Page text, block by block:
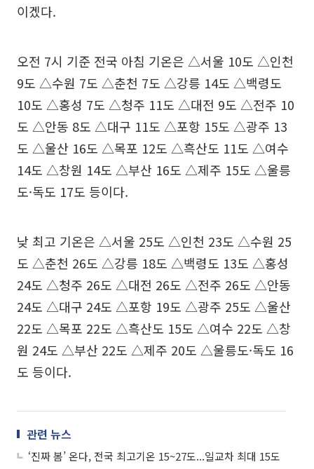
이겠다.
오전 7시 기준 전국 아침 기온은 △서울 10도 △인천
9도 △수원 7도 △춘천 7도 △강릉 14도 △백령도
10도 △홍성 7도 △청주 11도 △대전 9도 △전주 10
도 △안동 8도 △대구 11도 △포항 15도 △광주 13
도 △울산 16도 △목포 12도 △흑산도 11도 △여수
14도 △창원 14도 △부산 16도 △제주 15도 △울릉
도·독도 17도 등이다.
낮 최고 기온은 △서울 25도 △인천 23도 △수원 25
도 △춘천 26도 △강릉 18도 △백령도 13도 △홍성
24도 △청주 26도 △대전 26도 △전주 26도 △안동
24도 △대구 24도 △포항 19도 △광주 25도 △울산
22도 △목포 22도 △흑산도 15도 △여수 22도 △창
원 24도 △부산 22도 △제주 20도 △울릉도·독도 16
도 등이다.
관련 뉴스
‘진짜 봄’ 온다, 전국 최고기온 15~27도...일교차 최대 15도